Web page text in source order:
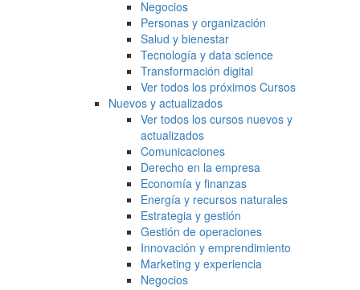
Negocios
Personas y organización
Salud y bienestar
Tecnología y data science
Transformación digital
Ver todos los próximos Cursos
Nuevos y actualizados
Ver todos los cursos nuevos y
actualizados
Comunicaciones
Derecho en la empresa
Economía y finanzas
Energía y recursos naturales
Estrategia y gestión
Gestión de operaciones
Innovación y emprendimiento
Marketing y experiencia
Negocios